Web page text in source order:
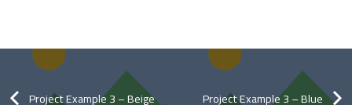
Project Example 3 – Beige Project Example 3 – Blue